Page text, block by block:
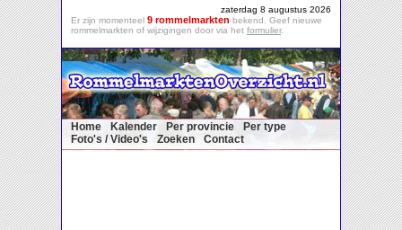
zaterdag 8 augustus 2026
Er zijn momenteel 9 rommelmarkten bekend. Geef nieuwe
rommelmarkten of wijzigingen door via het formulier.
Home Kalender Per provincie
Per type
Foto's / Video's
Zoeken Contact